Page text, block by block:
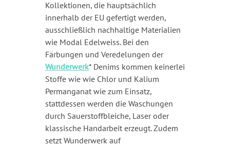
Kollektionen, die hauptsächlich
innerhalb der EU gefertigt werden,
ausschließlich nachhaltige Materialien
wie Modal Edelweiss. Bei den
Färbungen und Veredelungen der
Wunderwerk* Denims kommen keinerlei
Stoffe wie wie Chlor und Kalium
Permanganat wie zum Einsatz,
stattdessen werden die Waschungen
durch Sauerstoffbleiche, Laser oder
klassische Handarbeit erzeugt. Zudem
setzt Wunderwerk auf